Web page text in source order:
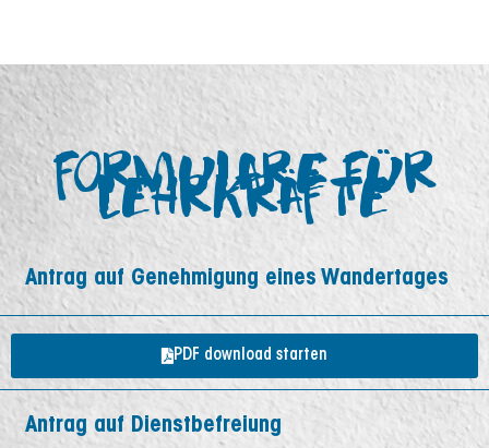
FORMULARE FÜR
LEHRKRÄFTE
Antrag auf Genehmigung eines Wandertages
PDF download starten
Antrag auf Dienstbefreiung